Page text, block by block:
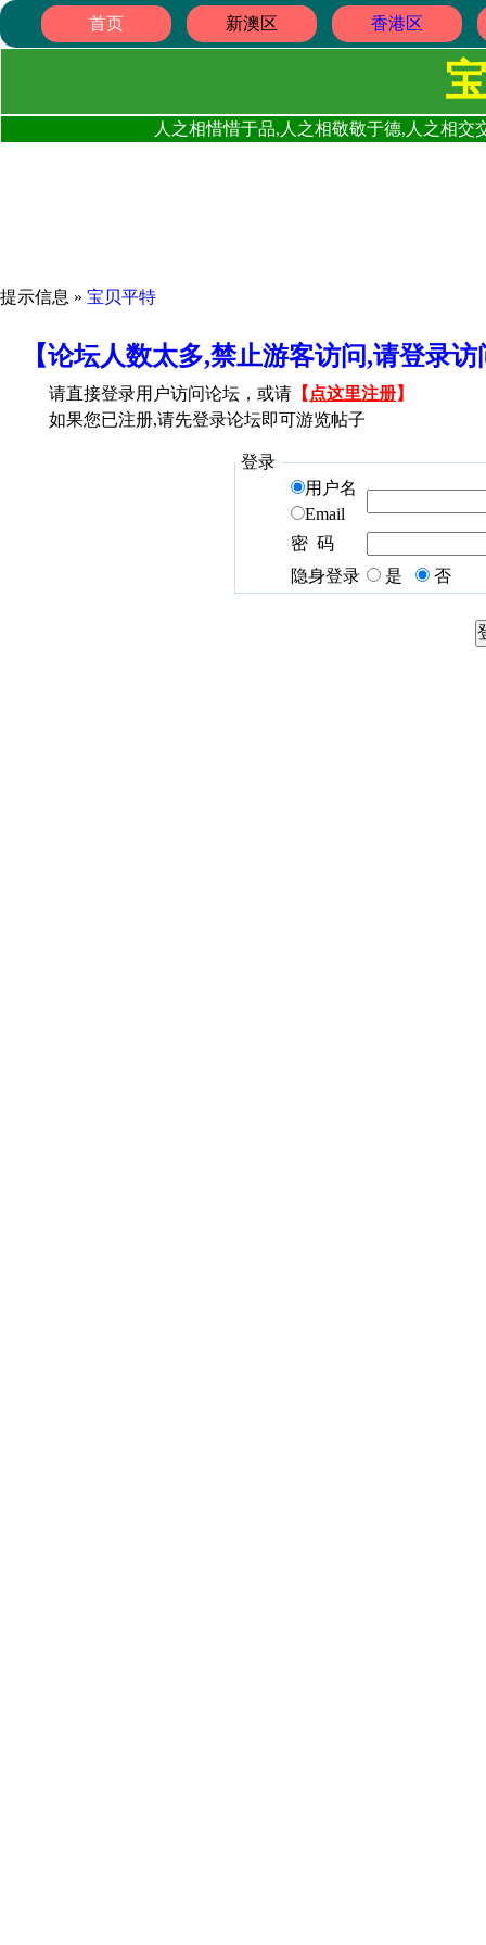
首页 新澳区 香港区
人之相惜惜于品,人之相敬敬于德,人之相
提示信息 » 宝贝平特
【论坛人数太多,禁止游客访问,请登录
请直接登录用户访问论坛，或请 【 点这里注册】
如果您已注册,请先登录论坛即可游览帖子
登录
用户名
Email
密 码
隐身登录
是 否